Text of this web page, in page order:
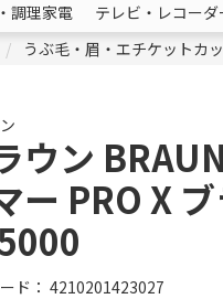
調理家電 テレビ・レコーダ
うぶ毛・眉・エチケットカ
ウン
ー PRO X
ド： 4210201423027